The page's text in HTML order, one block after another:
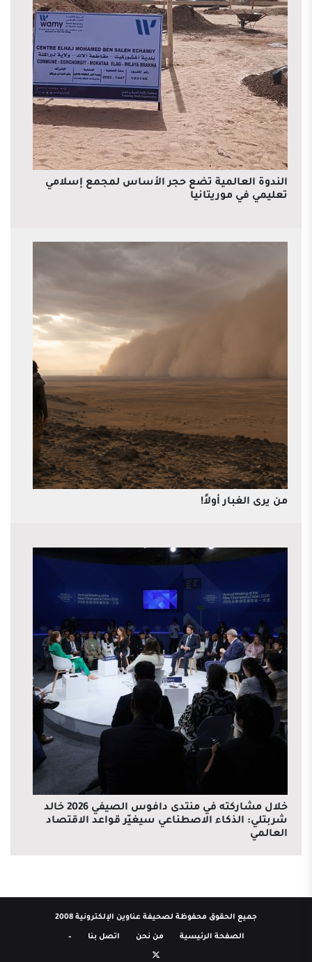
الندوة العالمية تضع حجر الأساس لمجمع إسلامي
تعليمي في موريتانيا
من يرى الغبار أولاً!
خلال مشاركته في منتدى دافوس الصيفي 2026 خالد
شربتلي: الذكاء الاصطناعي سيغيّر قواعد الاقتصاد
العالمي
جميع الحقوق محفوظة لصحيفة عناوين الإلكترونية 2008
الصفحة الرئيسية من نحن اتصل بنا –